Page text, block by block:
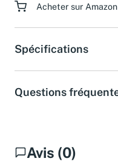
Acheter sur Amazon
Spécifications
Questions
Avis (0)